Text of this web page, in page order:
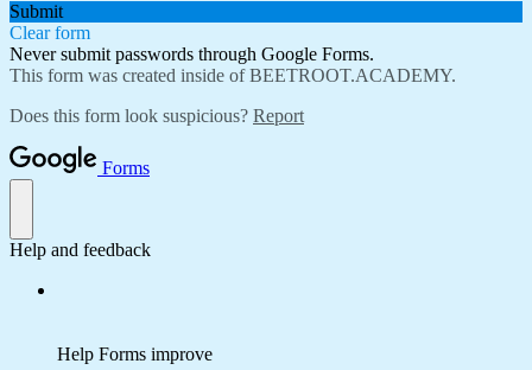
Submit
Clear form
Never submit passwords through Google Forms.
This form was created inside of BEETROOT.ACADEMY.
Does this form look suspicious? Report
Forms
Help and feedback
Help Forms improve